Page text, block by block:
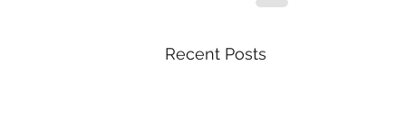
Recent Posts